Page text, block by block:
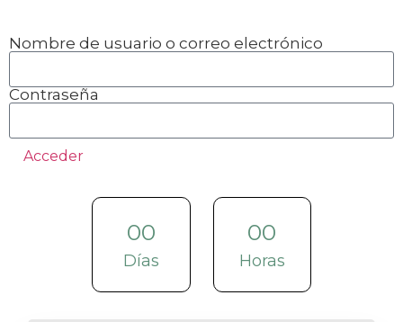
Nombre de usuario o correo electrónico
Contraseña
Acceder
00
Días
00
Horas